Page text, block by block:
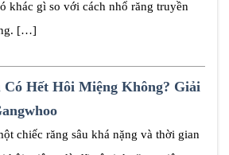
khác gì so với cách nhổ răng truyền
[…]
Có Hết Hôi Miệng Không? Giải
chiếc răng sâu khá nặng và thời gian